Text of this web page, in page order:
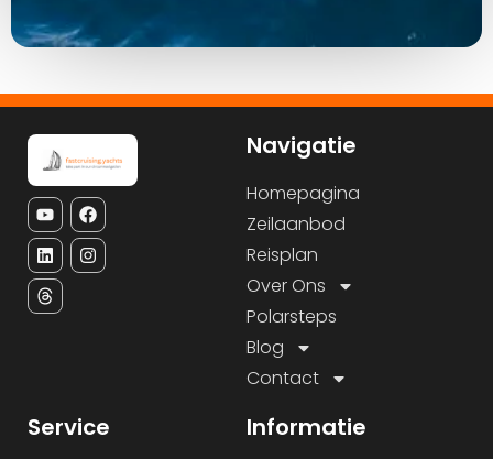
Navigatie
Homepagina
Zeilaanbod
Reisplan
Over Ons
Polarsteps
Blog
Contact
Service Informatie